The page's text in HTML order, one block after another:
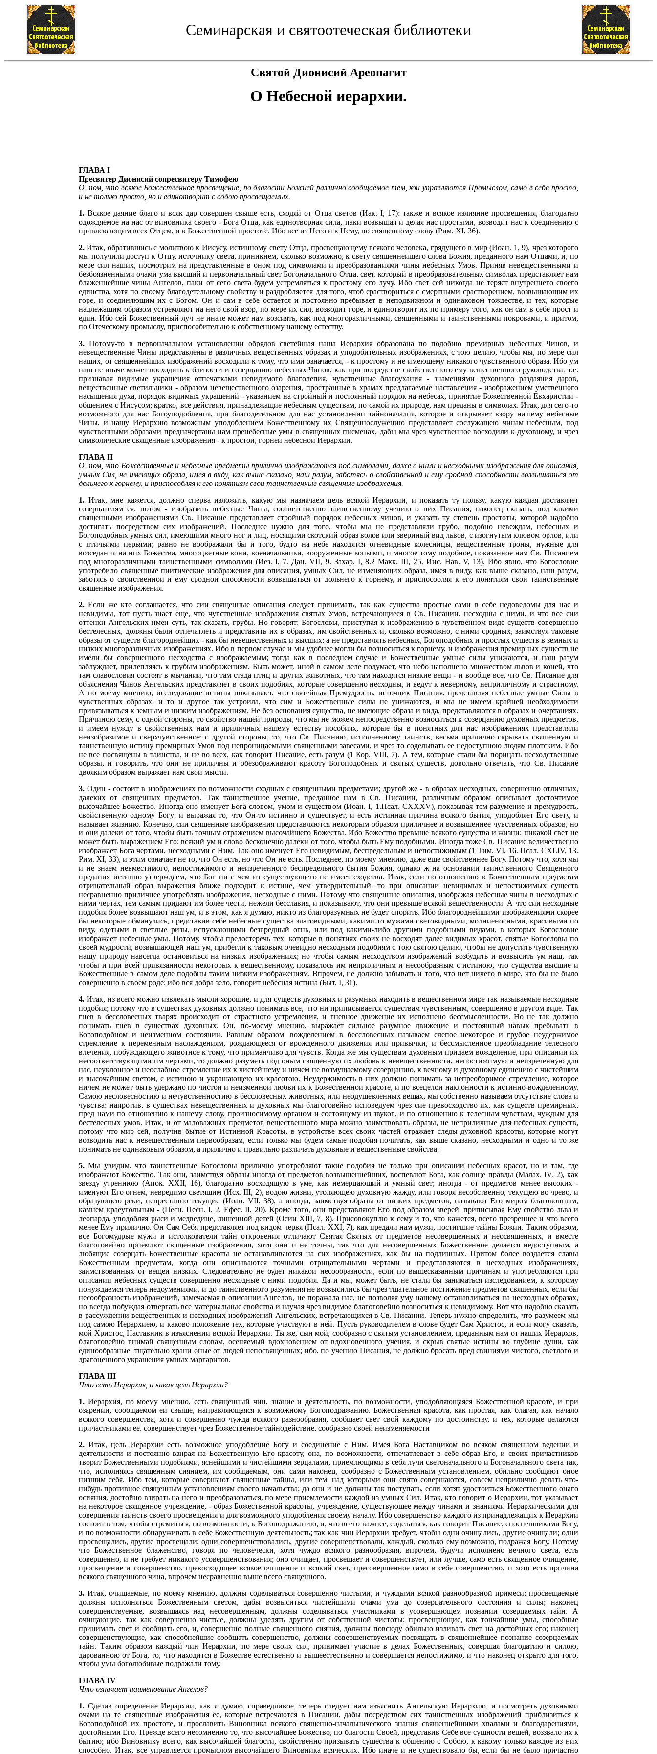
Семинарская и святоотеческая библиотеки
Святой Дионисий Ареопагит
О Небесной иерархии.
ГЛАВА I
Пресвитер Дионисий сопресвитеру Тимофею
О том, что всякое Божественное просвещение, по благости Божией различно сообщаемое тем, кои управляются Промыслом, само в себе просто,
и не только просто, но и единотворит с собою просвещаемых.
1. Всякое даяние благо и всяк дар совершен свыше есть, сходяй от Отца светов (Иак. I, 17): также и всякое излияние просвещения, благодатно
одождяемое на нас от виновника своего - Бога Отца, как единотворная сила, паки возвышая и делая нас простыми, возводит нас к соединению с
привлекающим всех Отцем, и к Божественной простоте. Ибо все из Него и к Нему, по священному слову (Рим. XI, 36).
2. Итак, обратившись с молитвою к Иисусу, истинному свету Отца, просвещающему всякого человека, грядущего в мир (Иоан. 1, 9), чрез которого
мы получили доступ к Отцу, источнику света, приникнем, сколько возможно, к свету священнейшего слова Божия, преданного нам Отцами, и, по
мере сил наших, посмотрим на представленные в оном под символами и преобразованиями чины небесных Умов. Приняв невещественными и
безбоязненными очами ума высший и первоначальный свет Богоначального Отца, свет, который в преобразовательных символах представляет нам
блаженнейшие чины Ангелов, паки от сего света будем устремляться к простому его лучу. Ибо свет сей никогда не теряет внутреннего своего
единства, хотя по своему благодетельному свойству и раздробляется для того, чтоб сраствориться с смертными срастворением, возвышающим их
горе, и соединяющим их с Богом. Он и сам в себе остается и постоянно пребывает в неподвижном и одинаковом тождестве, и тех, которые
надлежащим образом устремляют на него свой взор, по мере их сил, возводит горе, и единотворит их по примеру того, как он сам в себе прост и
един. Ибо сей Божественный луч не иначе может нам возсиять, как под многоразличными, священными и таинственными покровами, и притом,
по Отеческому промыслу, приспособительно к собственному нашему естеству.
3. Потому-то в первоначальном установлении обрядов светейшая наша Иерархия образована по подобию премирных небесных Чинов, и
невещественные Чины представлены в различных вещественных образах и уподобительных изображениях, с тою целию, чтобы мы, по мере сил
наших, от священнейших изображений восходили к тому, что ими означается, - к простому и не имеющему никакого чувственного образа. Ибо ум
наш не иначе может восходить к близости и созерцанию небесных Чинов, как при посредстве свойственного ему вещественного руководства: т.е.
признавая видимые украшения отпечатками невидимого благолепия, чувственные благоухания - знамениями духовного раздаяния даров,
вещественные светильники - образом невещественного озарения, пространные в храмах предлагаемые наставления - изображением умственного
насыщения духа, порядок видимых украшений - указанием на стройный и постоянный порядок на небесах, принятие Божественной Евхаристии -
общением с Иисусом; кратко, все действия, принадлежащие небесным существам, по самой их природе, нам преданы в символах. Итак, для сего-то
возможного для нас Богоуподобления, при благодетельном для нас установлении тайноначалия, которое и открывает взору нашему небесные
Чины, и нашу Иерархию возможным уподоблением Божественному их Священнослужению представляет сослужащею чинам небесным, под
чувственными образами предначертаны нам пренебесные умы в священных писменах, дабы мы чрез чувственное восходили к духовному, и чрез
символические священные изображения - к простой, горней небесной Иерархии.
ГЛАВА II
О том, что Божественные и небесные предметы прилично изображаются под символами, даже с ними и несходными изображения для описания,
умных Сил, не имеющих образа, имея в виду, как выше сказано, наш разум, заботясь о свойственной и ему сродной способности возвышаться от
дольнего к горнему, и приспособляя к его понятиям свои таинственные священные изображения.
1. Итак, мне кажется, должно сперва изложить, какую мы назначаем цель всякой Иерархии, и показать ту пользу, какую каждая доставляет
созерцателям ея; потом - изобразить небесные Чины, соответственно таинственному учению о них Писания; наконец сказать, под какими
священными изображениями Св. Писание представляет стройный порядок небесных чинов, и указать ту степень простоты, которой надобно
достигать посредством сих изображений. Последнее нужно для того, чтобы мы не представляли грубо, подобно невеждам, небесных и
Богоподобных умных сил, имеющими много ног и лиц, носящими скотский образ волов или звериный вид львов, с изогнутым клювом орлов, или
с птичьими перьями; равно не воображали бы и того, будто на небе находятся огневидные колесницы, вещественные троны, нужные для
возседания на них Божества, многоцветные кони, военачальники, вооруженные копьями, и многое тому подобное, показанное нам Св. Писанием
под многоразличными таинственными символами (Иез. I, 7. Дан. VII, 9. Захар. I, 8.2 Макк. III, 25. Иис. Нав. V, 13). Ибо явно, что Богословие
употребило священные пиитические изображения для описания, умных Сил, не изменяющих образа, имея в виду, как выше сказано, наш разум,
заботясь о свойственной и ему сродной способности возвышаться от дольнего к горнему, и приспособляя к его понятиям свои таинственные
священные изображения.
2. Если же кто соглашается, что сии священные описания следует принимать, так как существа простые сами в себе недоведомы для нас и
невидимы, тот пусть знает еще, что чувственные изображения святых Умов, встречающиеся в Св. Писании, несходны с ними, и что все сии
оттенки Ангельских имен суть, так сказать, грубы. Но говорят: Богословы, приступая к изображению в чувственном виде существ совершенно
бестелесных, должны были отпечатлеть и представить их в образах, им свойственных и, сколько возможно, с ними сродных, заимствуя таковые
образы от существ благороднейших - как бы невещественных и высших; а не представлять небесных, Богоподобных и простых существ в земных и
низких многоразличных изображениях. Ибо в первом случае и мы удобнее могли бы возноситься к горнему, и изображения премирных существ не
имели бы совершенного несходства с изображаемым; тогда как в последнем случае и Божественные умные силы унижаются, и наш разум
заблуждает, прилепляясь к грубым изображениям. Быть может, иной в самом деле подумает, что небо наполнено множеством львов и коней, что
там славословия состоят в мычании, что там стада птиц и других животных, что там находятся низкие вещи - и вообще все, что Св. Писание для
объяснения Чинов Ангельских представляет в своих подобиях, которые совершенно несходны, и ведут к неверному, неприличному и страстному.
А по моему мнению, исследование истины показывает, что святейшая Премудрость, источник Писания, представляя небесные умные Силы в
чувственных образах, и то и другое так устроила, что сим и Божественные силы не унижаются, и мы не имеем крайней необходимости
привязываться к земным и низким изображениям. Не без основания существа, не имеющие образа и вида, представляются в образах и очертаниях.
Причиною сему, с одной стороны, то свойство нашей природы, что мы не можем непосредственно возноситься к созерцанию духовных предметов,
и имеем нужду в свойственных нам и приличных нашему естеству пособиях, которые бы в понятных для нас изображениях представляли
неизобразимое и сверхчувственное; с другой стороны, то, что Св. Писанию, исполненному таинств, весьма прилично скрывать священную и
таинственную истину премирных Умов под непроницаемыми священными завесами, и чрез то соделывать ее недоступною людям плотским. Ибо
не все посвящены в таинства, и не во всех, как говорит Писание, есть разум (1 Кор. VIII, 7). А тем, которые стали бы порицать несходственные
образы, и говорить, что они не приличны и обезображивают красоту Богоподобных и святых существ, довольно отвечать, что Св. Писание
двояким образом выражает нам свои мысли.
3. Один - состоит в изображениях по возможности сходных с священными предметами; другой же - в образах несходных, совершенно отличных,
далеких от священных предметов. Так таинственное учение, преданное нам в Св. Писании, различным образом описывает досточтимое
высочайшее Божество. Иногда оно именует Бога словом, умом и существом (Иоан. I, 1.Псал. CXXXV), показывая тем разумение и премудрость,
свойственную одному Богу; и выражая то, что Он-то истинно и существует, и есть истинная причина всякого бытия, уподобляет Его свету, и
называет жизнию. Конечно, сии священные изображения представляются некоторым образом приличнее и возвышеннее чувственных образов, но
и они далеки от того, чтобы быть точным отражением высочайшего Божества. Ибо Божество превыше всякого существа и жизни; никакой свет не
может быть выражением Его; всякий ум и слово бесконечно далеки от того, чтобы быть Ему подобными. Иногда тоже Св. Писание величественно
изображает Бога чертами, несходными с Ним. Так оно именует Его невидимым, беспредельным и непостижимым (1 Тим. VI, 16. Псал. CXLIV, 13.
Рим. XI, 33), и этим означает не то, что Он есть, но что Он не есть. Последнее, по моему мнению, даже еще свойственнее Богу. Потому что, хотя мы
и не знаем невместимого, непостижимого и неизреченного беспредельного бытия Божия, однако ж на основании таинственного Священного
предания истинно утверждаем, что Бог ни с чем из существующего не имеет сходства. Итак, если по отношению к Божественным предметам
отрицательный образ выражения ближе подходит к истине, чем утвердительный, то при описании невидимых и непостижимых существ
несравненно приличнее употреблять изображения, несходные с ними. Потому что священные описания, изображая небесные чины в несходных с
ними чертах, тем самым придают им более чести, нежели бесславия, и показывают, что они превыше всякой вещественности. А что сии несходные
подобия более возвышают наш ум, и в этом, как я думаю, никто из благоразумных не будет спорить. Ибо благороднейшими изображениями скорее
бы некоторые обманулись, представив себе небесные существа златовидными, какими-то мужами световидными, молниеносными, красивыми по
виду, одетыми в светлые ризы, испускающими безвредный огнь, или под какими-либо другими подобными видами, в которых Богословие
изображает небесные умы. Потому, чтобы предостеречь тех, которые в понятиях своих не восходят далее видимых красот, святые Богословы по
своей мудрости, возвышающей наш ум, прибегли к таковым очевидно несходным подобиям с тою святою целию, чтобы не допустить чувственную
нашу природу навсегда остановиться на низких изображениях; но чтобы самым несходством изображений возбудить и возвысить ум наш, так
чтобы и при всей привязанности некоторых к вещественному, показалось им неприличным и несообразным с истиною, что существа высшие и
Божественные в самом деле подобны таким низким изображениям. Впрочем, не должно забывать и того, что нет ничего в мире, что бы не было
совершенно в своем роде; ибо вся добра зело, говорит небесная истина (Быт. I, 31).
4. Итак, из всего можно извлекать мысли хорошие, и для существ духовных и разумных находить в вещественном мире так называемые несходные
подобия; потому что в существах духовных должно понимать все, что ни приписывается существам чувственным, совершенно в другом виде. Так
гнев в бессловесных тварях происходит от страстного устремления, и гневное движение их исполнено бессмысленности. Но не так должно
понимать гнев в существах духовных. Он, по-моему мнению, выражает сильное разумное движение и постоянный навык пребывать в
Богоподобном и неизменном состоянии. Равным образом, вожделением в бессловесных называем слепое некоторое и грубое неудержимое
стремление к переменным наслаждениям, рождающееся от врожденного движения или привычки, и бессмысленное преобладание телесного
влечения, побуждающего животное к тому, что приманчиво для чувств. Когда же мы существам духовным придаем вожделение, при описании их
несоответствующими им чертами, то должно разуметь под оным священную их любовь к невещественности, непостижимую и неизреченную для
нас, неуклонное и неослабное стремление их к чистейшему и ничем не возмущаемому созерцанию, к вечному и духовному единению с чистейшим
и высочайшим светом, с истиною и украшающею их красотою. Неудержимость в них должно понимать за непреоборимое стремление, которое
ничем не может быть удержано по чистой и неизменной любви их к Божественной красоте, и по всецелой наклонности к истинно-вожделенному.
Самою несловесностию и нечувственностию в бессловесных животных, или неодушевленных вещах, мы собственно называем отсутствие слова и
чувства; напротив, в существах невещественных и духовных мы благоговейно исповедуем чрез сие превосходство их, как существ премирных,
пред нами по отношению к нашему слову, произносимому органом и состоящему из звуков, и по отношению к телесным чувствам, чуждым для
бестелесных умов. Итак, и от маловажных предметов вещественного мира можно заимствовать образы, не неприличные для небесных существ,
потому что мир сей, получив бытие от Истинной Красоты, в устройстве всех своих частей отражает следы духовной красоты, которые могут
возводить нас к невещественным первообразам, если только мы будем самые подобия почитать, как выше сказано, несходными и одно и то же
понимать не одинаковым образом, а прилично и правильно различать духовные и вещественные свойства.
5. Мы увидим, что таинственные Богословы прилично употребляют такие подобия не только при описании небесных красот, но и там, где
изображают Божество. Так они, заимствуя образы иногда от предметов возвышеннейших, воспевают Бога, как солнце правды (Малах. IV, 2), как
звезду утреннюю (Апок. XXII, 16), благодатно восходящую в уме, как немерцающий и умный свет; иногда - от предметов менее высоких -
именуют Его огнем, невредимо светящим (Исх. III, 2), водою жизни, утоляющею духовную жажду, или говоря несобственно, текущею во чрево, и
образующею реки, непрестанно текущие (Иоан. VII, 38), а иногда, заимствуя образы от низких предметов, называют Его миром благовонным,
камнем краеугольным - (Песн. Песн. I, 2. Ефес. II, 20). Кроме того, они представляют Его под образом зверей, приписывая Ему свойство льва и
леопарда, уподобляя рыси и медведице, лишенной детей (Осии XIII, 7, 8). Присовокуплю к сему и то, что кажется, всего презреннее и что всего
менее Ему прилично. Он Сам Себя представляет под видом червя (Псал. XXI, 7), как предали нам мужи, постигшие тайны Божии. Таким образом,
все Богомудрые мужи и истолкователи тайн откровения отличают Святая Святых от предметов несовершенных и неосвященных, и вместе
благоговейно приемлют священные изображения, хотя они и не точны, так что для несовершенных Божественное делается недоступным, а
любящие созерцать Божественные красоты не останавливаются на сих изображениях, как бы на подлинных. Притом более воздается славы
Божественным предметам, когда они описываются точными отрицательными чертами и представляются в несходных изображениях,
заимствованных от вещей низких. Следовательно не будет никакой несообразности, если по вышесказанным причинам и употребляются при
описании небесных существ совершенно несходные с ними подобия. Да и мы, может быть, не стали бы заниматься изследованием, к которому
понуждаемся теперь недоумениями, и до таинственного разумения не возвысились бы чрез тщательное постижение предметов священных, если бы
несообразность изображений, замечаемая в описании Ангелов, не поражала нас, не позволяя уму нашему останавливаться на несходных образах,
но всегда побуждая отвергать все материальные свойства и научая чрез видимое благоговейно возноситься к невидимому. Вот что надобно сказать
в рассуждении вещественных и несходных изображений Ангельских, встречающихся в Св. Писании. Теперь нужно определить, что разумеем мы
под самою Иерархиею, и каково положение тех, которые участвуют в ней. Пусть руководителем в слове будет Сам Христос, и если могу сказать,
мой Христос, Наставник в изъяснении всякой Иерархии. Ты же, сын мой, сообразно с святым установлением, преданным нам от наших Иерархов,
благоговейно внимай священным словам, осеняемый вдохновением от вдохновенного учения, и скрыв святые истины во глубине души, как
единообразные, тщательно храни оные от людей непосвященных; ибо, по учению Писания, не должно бросать пред свиниями чистого, светлого и
драгоценного украшения умных маргаритов.
ГЛАВА III
Что есть Иерархия, и какая цель Иерархии?
1. Иерархия, по моему мнению, есть священный чин, знание и деятельность, по возможности, уподобляющаяся Божественной красоте, и при
озарении, сообщаемом ей свыше, направляющаяся к возможному Богоподражанию. Божественная красота, как простая, как благая, как начало
всякого совершенства, хотя и совершенно чужда всякого разнообразия, сообщает свет свой каждому по достоинству, и тех, которые делаются
причастниками ее, совершенствует чрез Божественное тайнодействие, сообразно своей неизменяемости
2. Итак, цель Иерархии есть возможное уподобление Богу и соединение с Ним. Имея Бога Наставником во всяком священном ведении и
деятельности и постоянно взирая на Божественную Его красоту, она, по возможности, отпечатлевает в себе образ Его, и своих причастников
творит Божественными подобиями, яснейшими и чистейшими зерцалами, приемлющими в себя лучи светоначального и Богоначального света так,
что, исполняясь священным сиянием, им сообщаемым, они сами наконец, сообразно с Божественным установлением, обильно сообщают оное
низшим себя. Ибо тем, которые совершают священные тайны, или тем, над которыми они свято совершаются, совсем неприлично делать что-
нибудь противное священным установлениям своего начальства; да они и не должны так поступать, если хотят удостоиться Божественного онаго
осияния, достойно взирать на него и преобразоваться, по мере приемлемости каждой из умных Сил. Итак, кто говорит о Иерархии, тот указывает
на некоторое священное учреждение, - образ Божественной красоты, учреждение, существующее между чинами и знаниями Иерархическими для
совершения таинств своего просвещения и для возможного уподобления своему началу. Ибо совершенство каждого из принадлежащих к Иерархии
состоит в том, чтобы стремиться, по возможности, к Богоподражанию, и, что всего важнее, соделаться, как говорит Писание, споспешниками Богу,
и по возможности обнаруживать в себе Божественную деятельность; так как чин Иерархии требует, чтобы одни очищались, другие очищали; одни
просвещались, другие просвещали; одни совершенствовались, другие совершенствовали, каждый, сколько ему возможно, подражая Богу. Потому
что Божественное блаженство, говоря по человечески, хотя чуждо всякого разнообразия, впрочем, будучи исполнено вечного света, есть
совершенно, и не требует никакого усовершенствования; оно очищает, просвещает и совершенствует, или лучше, само есть священное очищение,
просвещение и совершенство, превосходящее всякое очищение и всякий свет, пресовершенное само в себе совершенство, и хотя есть причина
всякого священного чина, впрочем несравненно выше всего священного.
3. Итак, очищаемые, по моему мнению, должны соделываться совершенно чистыми, и чуждыми всякой разнообразной примеси; просвещаемые
должны исполняться Божественным светом, дабы возвыситься чистейшими очами ума до созерцательного состояния и силы; наконец
совершенствуемые, возвышаясь над несовершенным, должны соделываться участниками в усовершающем познании созерцаемых тайн. А
очищающие, так как совершенно чистые, должны уделять другим от собственной чистоты; просвещающие, как тончайшие умы, способные
принимать свет и сообщать его, и, совершенно полные священного сияния, должны повсюду обильно изливать свет на достойных его; наконец
совершенствующие, как способнейшие сообщать совершенство, должны совершенствуемых посвящать в священнейшее познание созерцаемых
тайн. Таким образом каждый чин Иерархии, по мере своих сил, принимает участие в делах Божественных, совершая благодатию и силою,
дарованною от Бога, то, что находится в Божестве естественно и вышеестественно и совершается непостижимо, и что наконец открыто для того,
чтобы умы боголюбивые подражали тому.
ГЛАВА IV
Что означает наименование Ангелов?
1. Сделав определение Иерархии, как я думаю, справедливое, теперь следует нам изъяснить Ангельскую Иерархию, и посмотреть духовными
очами на те священные изображения ее, которые встречаются в Писании, дабы посредством сих таинственных изображений приблизиться к
Богоподобной их простоте, и прославить Виновника всякого священно-начальнического знания священнейшими хвалами и благодарениями,
достойными Его. Прежде всего несомненно то, что высочайшее Божество, по благости Своей, представив Себе все сущности вещей, воззвало их к
бытию; ибо Виновнику всего, как высочайшей благости, свойственно призывать существа к общению с Собою, к какому только каждое из них
способно. Итак, все управляется промыслом высочайшего Виновника всяческих. Ибо иначе и не существовало бы, если бы не было причастно